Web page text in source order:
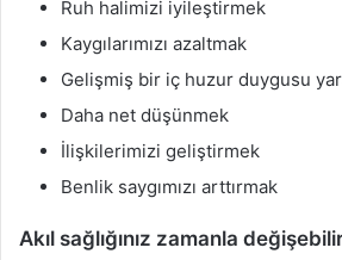
Ruh halimizi iyileştirmek
Kaygılarımızı azaltmak
Gelişmiş bir iç huzur duygusu
Daha net düşünmek
İlişkilerimizi geliştirmek
Benlik saygımızı arttırmak
Akıl sağlığınız zamanla